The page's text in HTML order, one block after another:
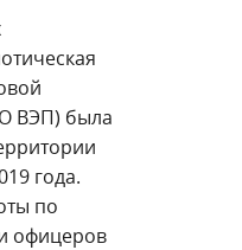
ВЭП) была
года.
по
офицеров